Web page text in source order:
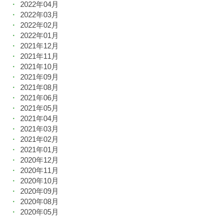
2022年04月
2022年03月
2022年02月
2022年01月
2021年12月
2021年11月
2021年10月
2021年09月
2021年08月
2021年06月
2021年05月
2021年04月
2021年03月
2021年02月
2021年01月
2020年12月
2020年11月
2020年10月
2020年09月
2020年08月
2020年05月